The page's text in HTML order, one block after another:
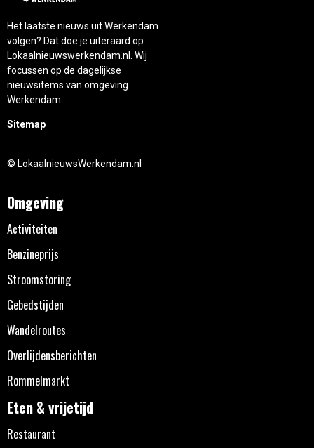
Het laatste nieuws uit Werkendam
volgen? Dat doe je uiteraard op
Lokaalnieuwswerkendam.nl. Wij
focussen op de dagelijkse
nieuwsitems van omgeving
Werkendam.
Sitemap
© LokaalnieuwsWerkendam.nl
Omgeving
Activiteiten
Benzineprijs
Stroomstoring
Gebedstijden
Wandelroutes
Overlijdensberichten
Rommelmarkt
Eten & vrijetijd
Restaurant